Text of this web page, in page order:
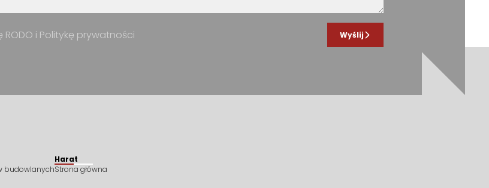
RODO i Politykę prywatności Wyślij
budowlanych
Harat
Strona główna